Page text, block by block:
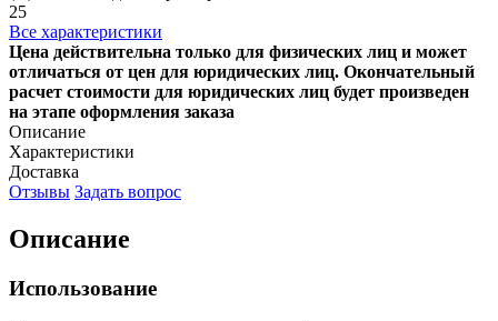
25
Все характеристики
Цена действительна только для физических лиц и может
отличаться от цен для юридических лиц. Окончательный
расчет стоимости для юридических лиц будет произведен
на этапе оформления заказа
Описание
Характеристики
Доставка
Отзывы Задать вопрос
Описание
Использование